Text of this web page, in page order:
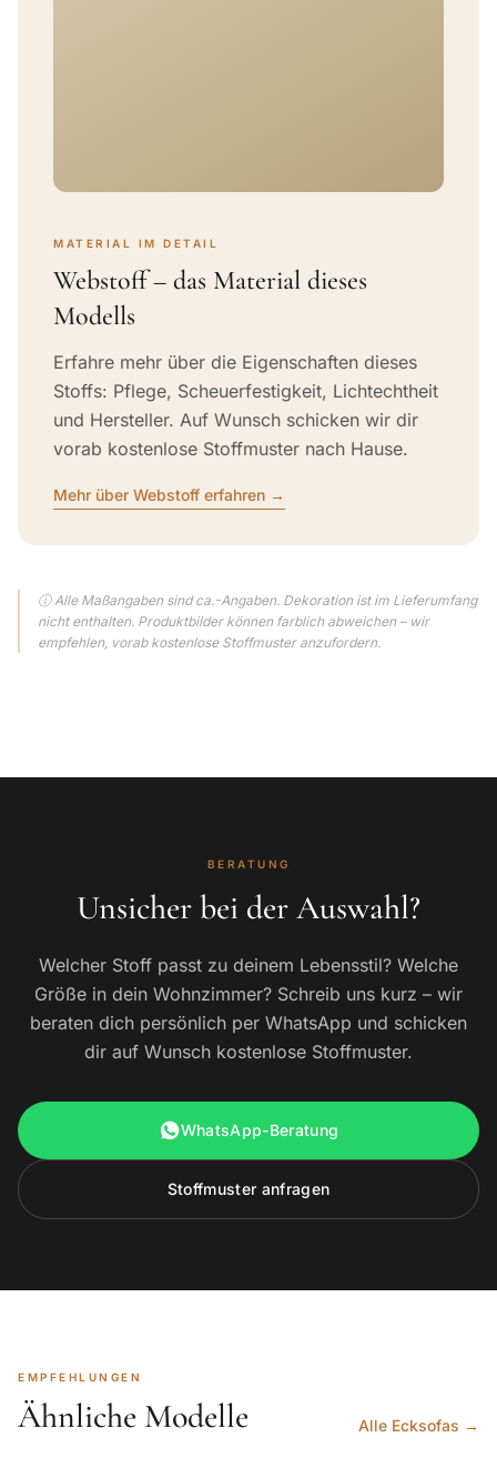
MATERIAL IM DETAIL
Webstoff – das Material dieses
Modells
Erfahre mehr über die Eigenschaften dieses
Stoffs: Pflege, Scheuerfestigkeit, Lichtechtheit
und Hersteller. Auf Wunsch schicken wir dir
vorab kostenlose Stoffmuster nach Hause.
Mehr über Webstoff erfahren →
ⓘ Alle Maßangaben sind ca.-Angaben. Dekoration ist im Lieferumfang
nicht enthalten. Produktbilder können farblich abweichen – wir
empfehlen, vorab kostenlose Stoffmuster anzufordern.
BERATUNG
Unsicher bei der Auswahl?
Welcher Stoff passt zu deinem Lebensstil? Welche
Größe in dein Wohnzimmer? Schreib uns kurz – wir
beraten dich persönlich per WhatsApp und schicken
dir auf Wunsch kostenlose Stoffmuster.
WhatsApp-Beratung
Stoffmuster anfragen
EMPFEHLUNGEN
Ähnliche Modelle Alle Ecksofas →